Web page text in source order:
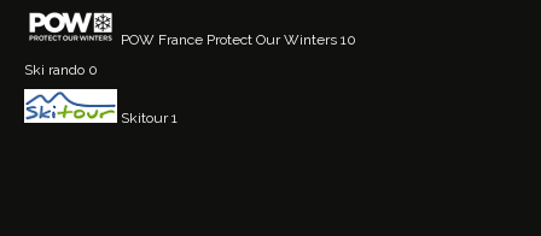
POW France Protect Our Winters 10
Ski rando 0
Skitour1